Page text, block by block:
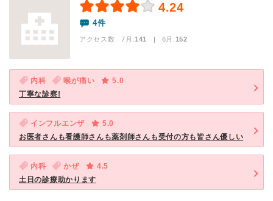
4.24
4件
アクセス数 7月:141 | 6月:152
内科 喉が痛い
5.0
丁寧な診察!
インフルエンザ
5.0
お医者さんも看護師さんも薬剤師さんも受付の方も皆さん優しい
内科 かぜ
4.5
土日の診療助かります